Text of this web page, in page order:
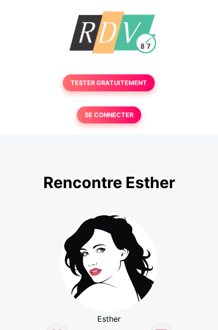
TESTER GRATUITEMENT
SE CONNECTER
Rencontre Esther
Esther